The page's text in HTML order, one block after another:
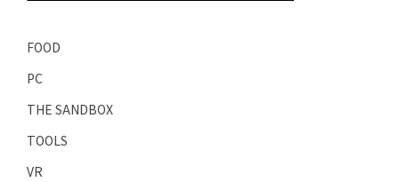
FOOD
PC
THE SANDBOX
TOOLS
VR